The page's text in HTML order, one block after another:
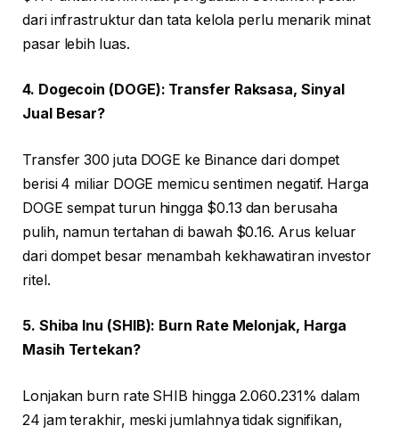
dari infrastruktur dan tata kelola perlu menarik minat
pasar lebih luas.
4. Dogecoin (DOGE): Transfer Raksasa, Sinyal
Jual Besar?
Transfer 300 juta DOGE ke Binance dari dompet
berisi 4 miliar DOGE memicu sentimen negatif. Harga
DOGE sempat turun hingga $0.13 dan berusaha
pulih, namun tertahan di bawah $0.16. Arus keluar
dari dompet besar menambah kekhawatiran investor
ritel.
5. Shiba Inu (SHIB): Burn Rate Melonjak, Harga
Masih Tertekan?
Lonjakan burn rate SHIB hingga 2.060.231% dalam
24 jam terakhir, meski jumlahnya tidak signifikan,